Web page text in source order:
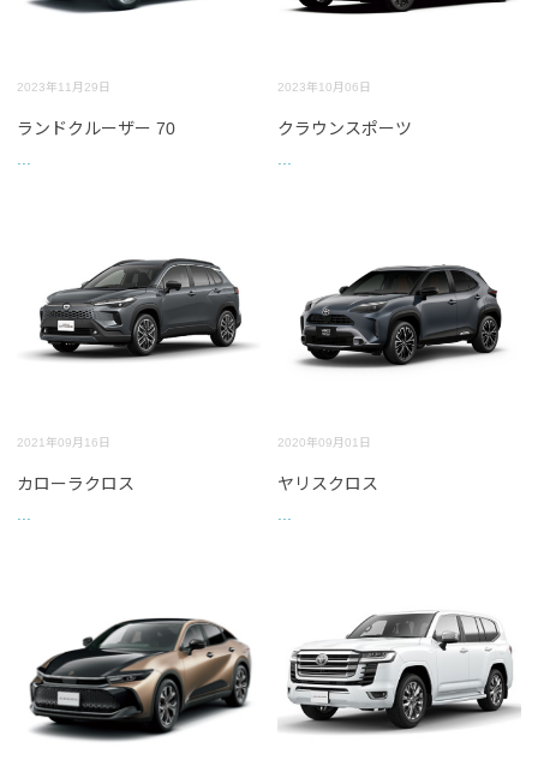
2023年11月29日
ランドクルーザー 70
2023年10月06日
クラウンスポーツ
2021年09月16日
カローラクロス
2020年09月01日
ヤリスクロス